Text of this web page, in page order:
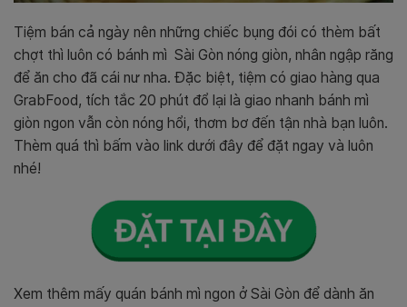
Tiệm bán cả ngày nên những chiếc bụng đói có thèm bất
chợt thì luôn có bánh mì Sài Gòn nóng giòn, nhân ngập răng
để ăn cho đã cái nư nha. Đặc biệt, tiệm có giao hàng qua
GrabFood, tích tắc 20 phút đổ lại là giao nhanh bánh mì
giòn ngon vẫn còn nóng hổi, thơm bơ đến tận nhà bạn luôn.
Thèm quá thì bấm vào link dưới đây để đặt ngay và luôn
nhé!
Xem thêm mấy quán bánh mì ngon ở Sài Gòn để dành ăn